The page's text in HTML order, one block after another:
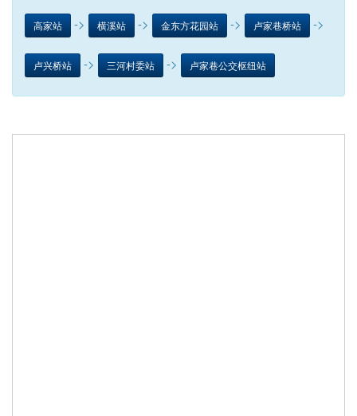
高家站 -> 横溪站 -> 金东方花园站 -> 卢家巷桥站 ->
卢兴桥站 -> 三河村委站 -> 卢家巷公交枢纽站